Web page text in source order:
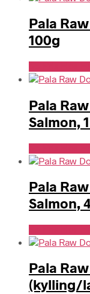
Pala
100g
Pala
Salmon,
Pala
Salmon,
Pala
(kylling/